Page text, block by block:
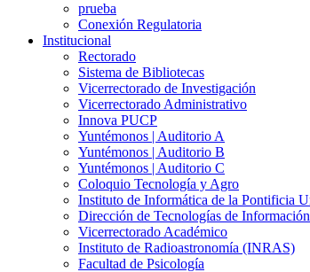
prueba
Conexión Regulatoria
Institucional
Rectorado
Sistema de Bibliotecas
Vicerrectorado de Investigación
Vicerrectorado Administrativo
Innova PUCP
Yuntémonos | Auditorio A
Yuntémonos | Auditorio B
Yuntémonos | Auditorio C
Coloquio Tecnología y Agro
Instituto de Informática de la Pontificia
Dirección de Tecnologías de Información
Vicerrectorado Académico
Instituto de Radioastronomía (INRAS)
Facultad de Psicología